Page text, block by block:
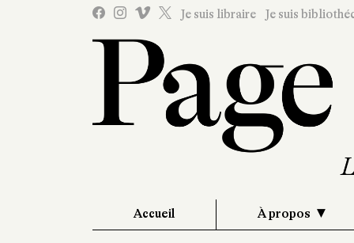
Je suis libraire Je suis
Accueil À propos